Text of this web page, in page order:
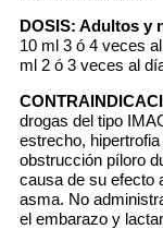
DOSIS: Adultos y
10 ml 3 ó 4 veces
ml 2 ó 3 veces al
drogas del tipo
estrecho,
obstrucción píloro
causa de su efecto
asma. No
el embarazo y